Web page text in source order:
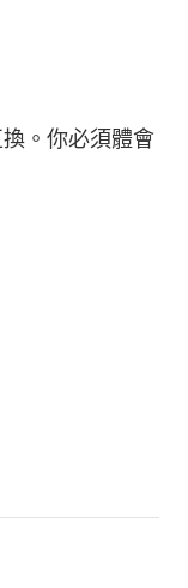
。你必須體會